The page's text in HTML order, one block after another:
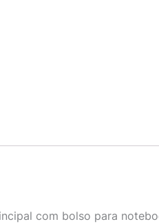
com bolso para